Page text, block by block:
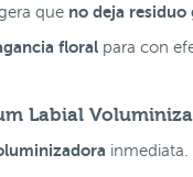
que no deja residuo
floral para con
Labial
inmediata.